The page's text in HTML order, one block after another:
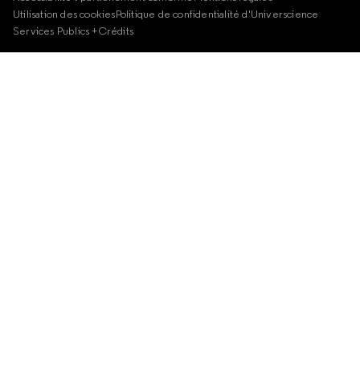
Utilisation des cookiesPolitique de confidentialité d'Universcience
Services Publics +Crédits